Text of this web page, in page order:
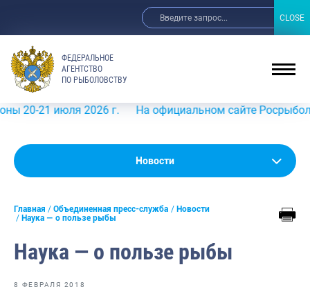
Выступления и интервью руководства
Фотогалерея
ФЕДЕРАЛЬНОЕ
АГЕНТСТВО
ПО РЫБОЛОВСТВУ
21 июля 2026 г. На официальном сайте
Новости
Главная Объединенная пресс-служба
Новости
Наука — о пользе рыбы
Наука — о пользе рыбы
8 ФЕВРАЛЯ 2018
CLOSE
CLOSE